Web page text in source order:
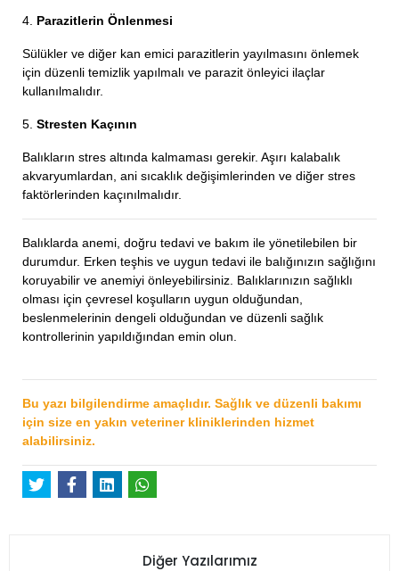
4. Parazitlerin Önlenmesi
Sülükler ve diğer kan emici parazitlerin yayılmasını önlemek
için düzenli temizlik yapılmalı ve parazit önleyici ilaçlar
kullanılmalıdır.
5. Stresten Kaçının
Balıkların stres altında kalmaması gerekir. Aşırı kalabalık
akvaryumlardan, ani sıcaklık değişimlerinden ve diğer stres
faktörlerinden kaçınılmalıdır.
Balıklarda anemi, doğru tedavi ve bakım ile yönetilebilen bir
durumdur. Erken teşhis ve uygun tedavi ile balığınızın sağlığını
koruyabilir ve anemiyi önleyebilirsiniz. Balıklarınızın sağlıklı
olması için çevresel koşulların uygun olduğundan,
beslenmelerinin dengeli olduğundan ve düzenli sağlık
kontrollerinin yapıldığından emin olun.
Bu yazı bilgilendirme amaçlıdır. Sağlık ve düzenli bakımı
için size en yakın veteriner kliniklerinden hizmet
alabilirsiniz.
Diğer Yazılarımız